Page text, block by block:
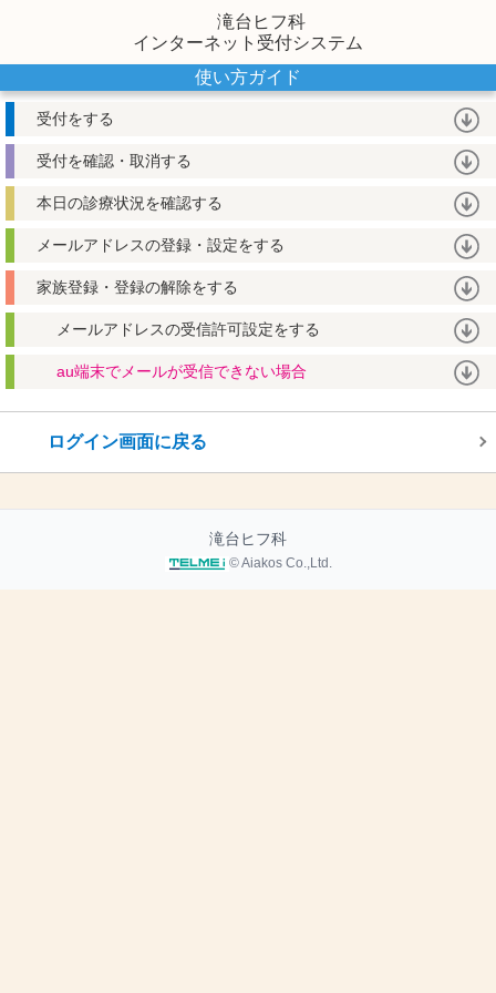
滝台ヒフ科
インターネット受付システム
使い方ガイド
受付をする
受付を確認・取消する
本日の診療状況を確認する
メールアドレスの登録・設定をする
家族登録・登録の解除をする
メールアドレスの受信許可設定をする
au端末でメールが受信できない場合
ログイン画面に戻る
滝台ヒフ科
© Aiakos Co.,Ltd.